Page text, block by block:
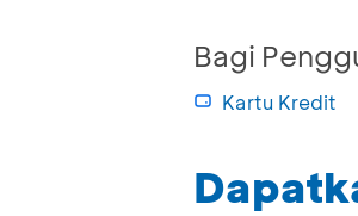
Bagi
Kartu Kredit